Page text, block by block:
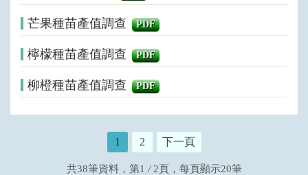
芒果種苗產值調查 PDF
檸檬種苗產值調查 PDF
柳橙種苗產值調查 PDF
1 2 下一頁
共38筆資料，第1 / 2頁，每頁顯示20筆